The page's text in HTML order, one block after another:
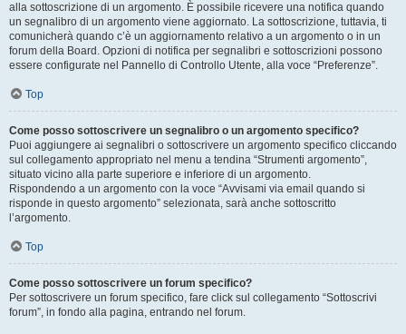
alla sottoscrizione di un argomento. È possibile ricevere una notifica quando
un segnalibro di un argomento viene aggiornato. La sottoscrizione, tuttavia, ti
comunicherà quando c’è un aggiornamento relativo a un argomento o in un
forum della Board. Opzioni di notifica per segnalibri e sottoscrizioni possono
essere configurate nel Pannello di Controllo Utente, alla voce “Preferenze”.
Top
Come posso sottoscrivere un segnalibro o un argomento specifico?
Puoi aggiungere ai segnalibri o sottoscrivere un argomento specifico cliccando
sul collegamento appropriato nel menu a tendina “Strumenti argomento”,
situato vicino alla parte superiore e inferiore di un argomento.
Rispondendo a un argomento con la voce “Avvisami via email quando si
risponde in questo argomento” selezionata, sarà anche sottoscritto
l’argomento.
Top
Come posso sottoscrivere un forum specifico?
Per sottoscrivere un forum specifico, fare click sul collegamento “Sottoscrivi
forum”, in fondo alla pagina, entrando nel forum.